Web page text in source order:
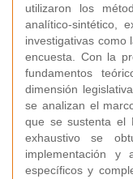
utilizaron los
analítico-sintético,
investigativas como
encuesta. Con la
fundamentos
dimensión
se analizan el
que se sustenta el
exhaustivo se
implementación y
específicos y